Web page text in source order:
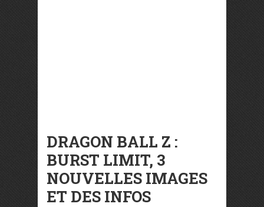
DRAGON BALL Z :
BURST LIMIT, 3
NOUVELLES IMAGES
ET DES INFOS